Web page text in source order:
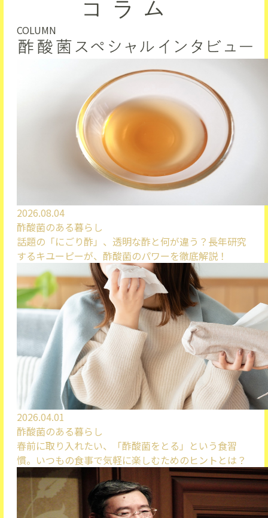
COLUMN
2026.08.04
酢酸菌のある暮らし
話題の「にごり酢」、透明な酢と何が違う？長年研究
するキユーピーが、酢酸菌のパワーを徹底解説！
2026.04.01
酢酸菌のある暮らし
春前に取り入れたい、「酢酸菌をとる」という食習
慣。いつもの食事で気軽に楽しむためのヒントとは？